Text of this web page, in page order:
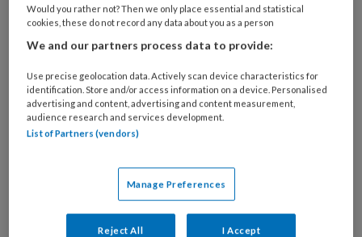
geanalyseerd en verwerkt samen met
studenten van de opleiding Podotherapie van
Saxion Hogeschool. Doel van de metingen is
om voetproblemen te voorkomen door
schoenen en zolen indien nodig ’s avonds aan
te passen zodat de wandelaars daar de
Bron: Sallandse Wandelvierdaagse
Would you rather not? Then we only place essential and statistical
cookies, these do not record any data about you as a person
We and our partners process data to provide:
Use precise geolocation data. Actively scan device characteristics for
identification. Store and/or access information on a device. Personalised
advertising and content, advertising and content measurement,
audience research and services development.
List of Partners (vendors)
Manage Preferences
Reject All I Accept